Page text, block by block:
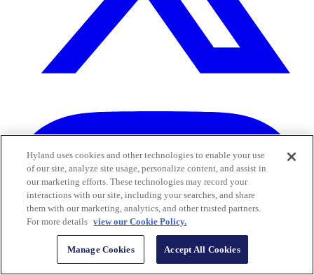
Hyland uses cookies and other technologies to enable your use
of our site, analyze site usage, personalize content, and assist in
our marketing efforts. These technologies may record your
interactions with our site, including your searches, and share
them with our marketing, analytics, and other trusted partners.
For more details view our Cookie Policy.
Manage Cookies Accept All Cookies